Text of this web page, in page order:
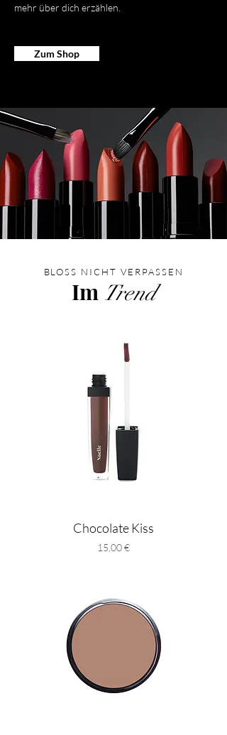
mehr über dich erzählen.
Zum Shop
BLOSS NICHT VERPASSEN
Im Trend
Chocolate Kiss
Preis
15,00 €